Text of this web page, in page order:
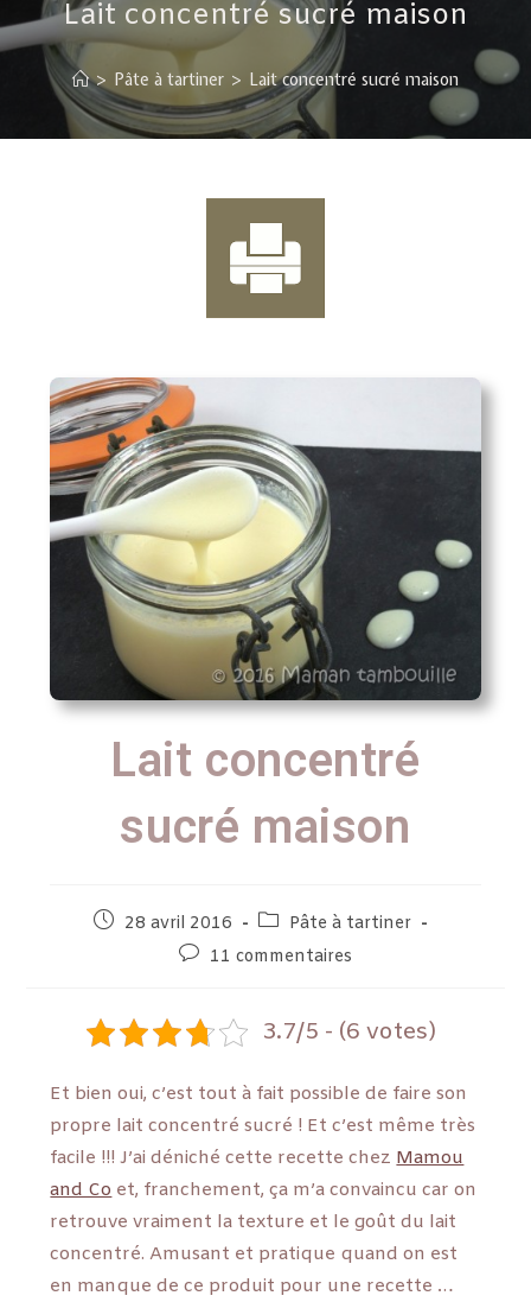
Lait concentré sucré maison
> Pâte à tartiner > Lait concentré sucré maison
Lait concentré
sucré maison
28 avril 2016
Pâte à tartiner
11 commentaires
3.7/5 - (6 votes)
Et bien oui, c’est tout à fait possible de faire son
propre lait concentré sucré ! Et c’est même très
facile !!! J’ai déniché cette recette chezMamou
and Coet, franchement, ça m’a convaincu car on
retrouve vraiment la texture et le goût du lait
concentré. Amusant et pratique quand on est
en manque de ce produit pour une recette …